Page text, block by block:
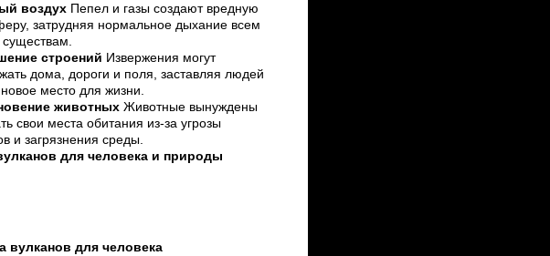
воздух Пепел и газы создают вредную
затрудняя нормальное дыхание всем
строений Извержения могут
дома, дороги и поля, заставляя людей
новое место для жизни.
животных Животные вынуждены
свои места обитания из-за угрозы
и загрязнения среды.
для человека и природы
вулканов для человека